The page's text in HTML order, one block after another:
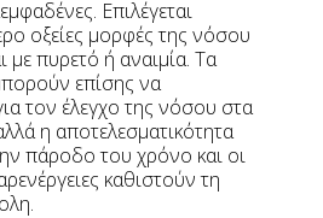
Επιλέγεται
οξείες μορφές της νόσου
με πυρετό ή αναιμία. Τα
επίσης να
τον έλεγχο της νόσου στα
η αποτελεσματικότητα
πάροδο του χρόνο και οι
καθιστούν τη